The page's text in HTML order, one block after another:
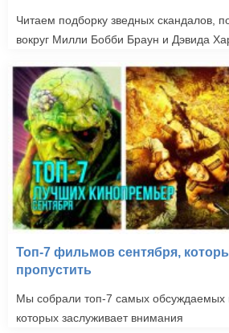
Читаем подборку зведных скандалов,
вокруг Милли Бобби Браун и Дэвида
Топ-7 фильмов сентября,
пропустить
Мы собрали топ-7 самых обсуждаемых
которых заслуживает внимания